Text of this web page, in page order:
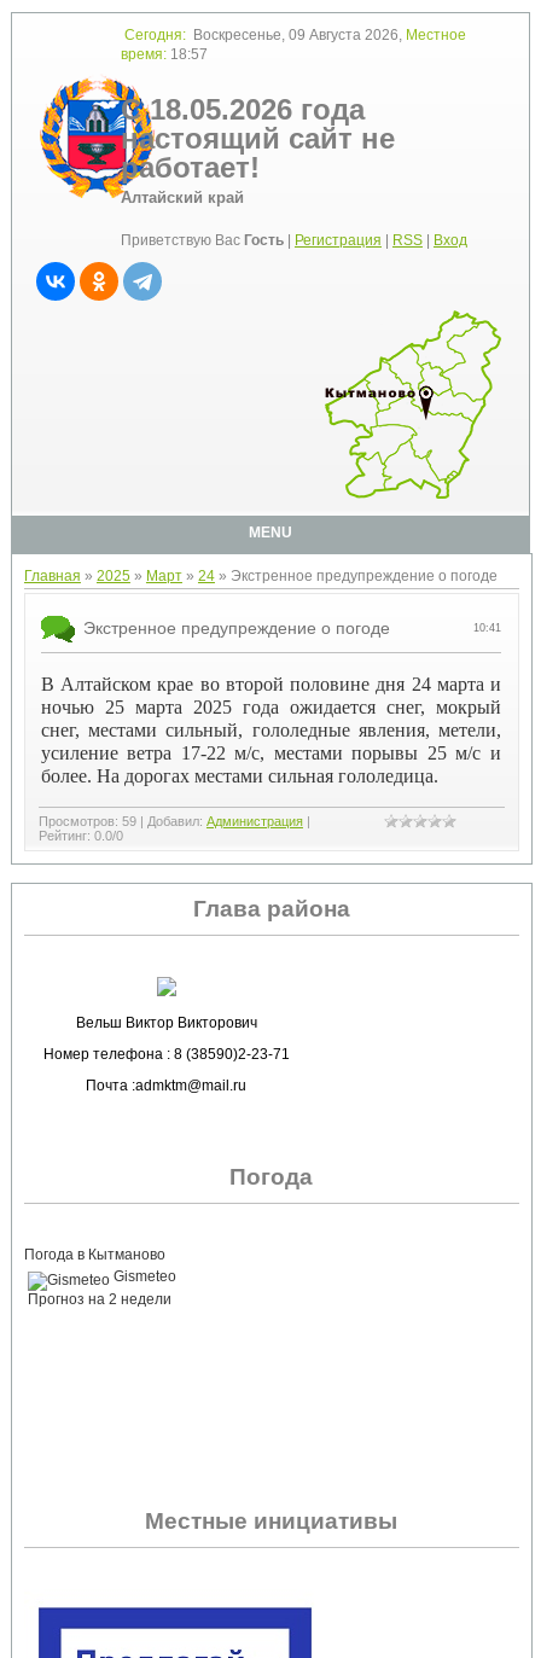
Сегодня:Воскресенье, 09 Августа 2026, Местное
время:18:57
С 18.05.2026 года
настоящий сайт не
работает!
Алтайский край
Приветствую Вас Гость| Регистрация RSS| Вход
MENU
Главная » 2025 » Март » 24» Экстренное предупреждение о погоде
10:41
Экстренное предупреждение о погоде
В Алтайском крае во второй половине дня 24 марта и
ночью 25 марта 2025 года ожидается снег, мокрый
снег, местами сильный, гололедные явления, метели,
усиление ветра 17-22 м/с, местами порывы 25 м/с и
более. На дорогах местами сильная гололедица.
Просмотров: 59| Добавил: Администрация |
Рейтинг: 0.0/0
Глава района
Вельш Виктор Викторович
Номер телефона : 8 (38590)2-23-71
Почта :admktm@mail.ru
Погода
Погода в Кытманово
Gismeteo
Прогноз на 2 недели
Местные инициативы